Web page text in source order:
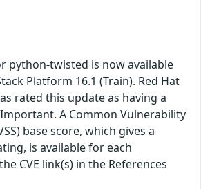
python-twisted is now available
Platform 16.1 (Train). Red Hat
rated this update as having a
A Common Vulnerability
base score, which gives a
is available for each
CVE link(s) in the References